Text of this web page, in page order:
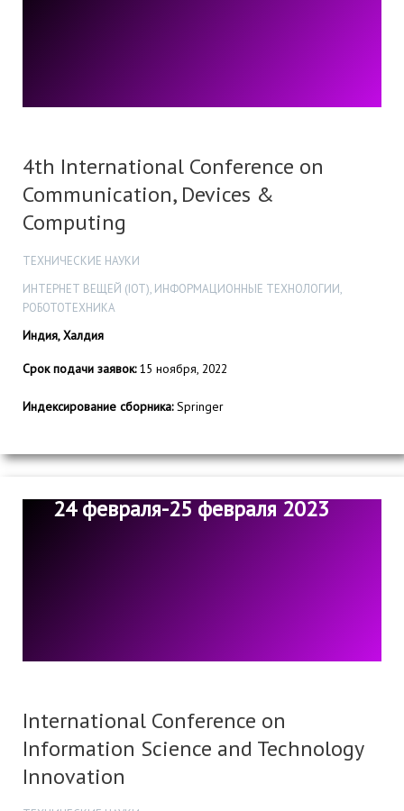
4th International Conference on
Communication, Devices &
Computing
ТЕХНИЧЕСКИЕ НАУКИ
ИНТЕРНЕТ ВЕЩЕЙ (IOT), ИНФОРМАЦИОННЫЕ ТЕХНОЛОГИИ,
РОБОТОТЕХНИКА
Индия, Халдия
Срок подачи заявок:15 ноября, 2022
Индексирование сборника:Springer
24 февраля-25 февраля 2023
International Conference on
Information Science and Technology
Innovation